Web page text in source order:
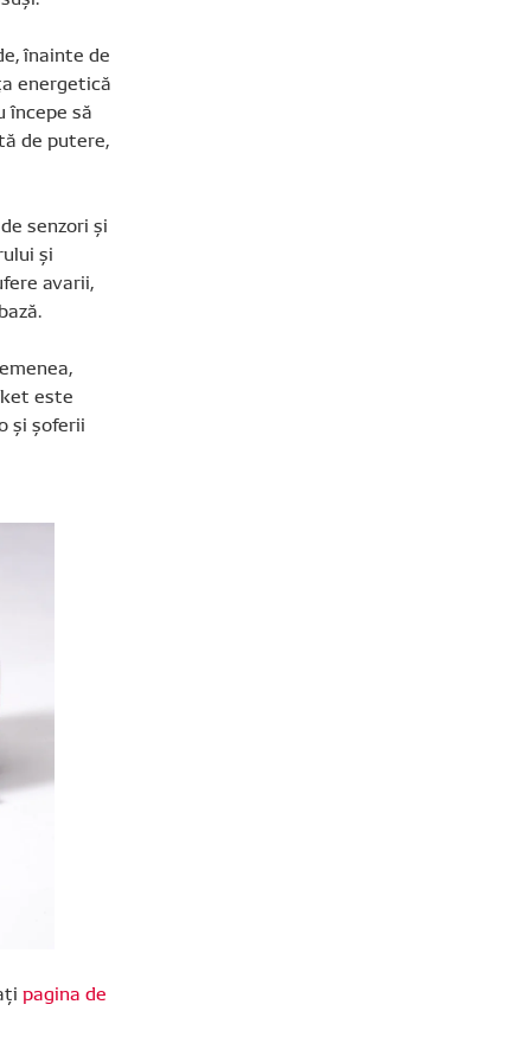
înainte de
energetică
începe să
de putere,
senzori și
și
avarii,
este
și șoferii
pagina de